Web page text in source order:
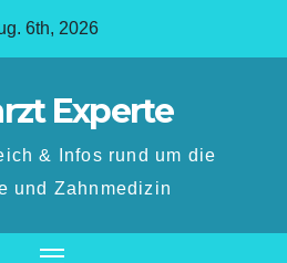
6th, 2026
Experte
& Infos rund um die
und Zahnmedizin